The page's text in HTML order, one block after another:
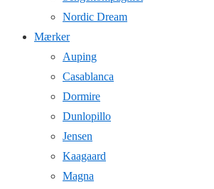
Nordic Dream
Mærker
Auping
Casablanca
Dormire
Dunlopillo
Jensen
Kaagaard
Magna